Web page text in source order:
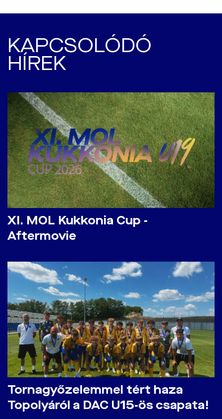
KAPCSOLÓDÓ
HÍREK
​XI. MOL Kukkonia Cup -
Aftermovie
​Tornagyőzelemmel tért haza
Topolyáról a DAC U15-ös csapata!